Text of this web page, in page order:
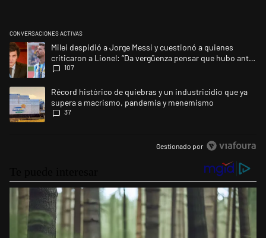
CONVERSACIONES ACTIVAS
Este listado muestra los artículos con más comentarios en los últimos
Un artículo de tendencia con el título "Milei despidió a Jorge Messi y
Milei despidió a Jorge Messi y cuestionó a quienes
criticaron a Lionel: “Da vergüenza pensar que hubo anti-
Messi”
107
Un artículo de tendencia con el título "Récord histórico de quiebras y
Récord histórico de quiebras y un industricidio que ya
supera a macrismo, pandemia y menemismo
37
Gestionado por